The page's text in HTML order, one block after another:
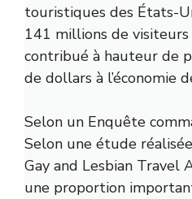
touristiques des États-
141 millions de
contribué à hauteur de
de dollars à l’économie
Selon un Enquête
Selon une étude
Gay and Lesbian Travel
une proportion